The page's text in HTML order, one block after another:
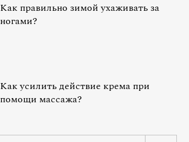
Как правильно зимой ухаживать за
ногами?
Как усилить действие крема при
помощи массажа?